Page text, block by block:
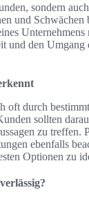
sondern
und
und den Umgang
oft durch
sollten
zu
ebenfalls
Optionen zu